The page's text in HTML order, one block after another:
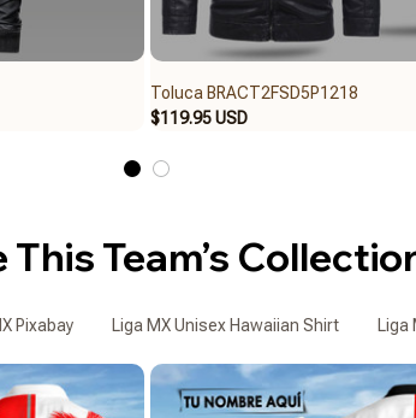
Toluca BRACT2FSD5P1218
$119.95 USD
This Team’s
Pixabay Liga MX Unisex Hawaiian Shirt Liga